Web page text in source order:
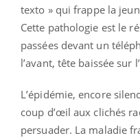
texto » qui frappe la
Cette pathologie est le
passées devant un
l’avant, tête baissée sur
L’épidémie, encore
coup d’œil aux clichés
persuader. La maladie